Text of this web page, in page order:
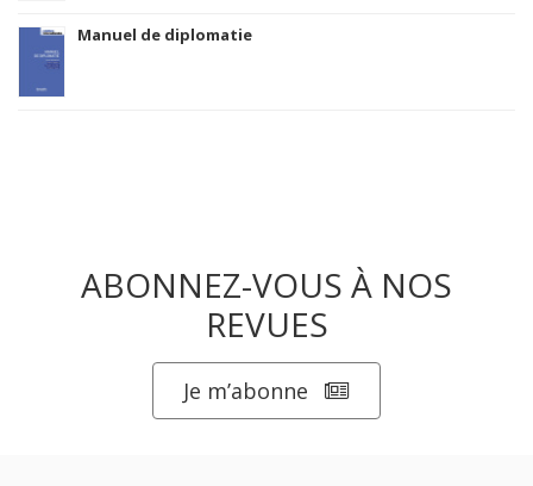
Manuel de diplomatie
ABONNEZ-VOUS À NOS
REVUES
Je m’abonne